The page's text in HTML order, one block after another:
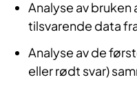
Analyse av bruken
tilsvarende data
Analyse av de
eller rødt svar)